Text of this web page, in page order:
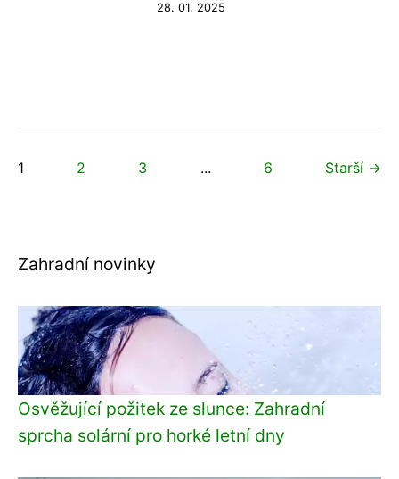
28. 01. 2025
1 2 3 ... 6 Starší →
Zahradní novinky
Osvěžující požitek ze slunce: Zahradní
sprcha solární pro horké letní dny